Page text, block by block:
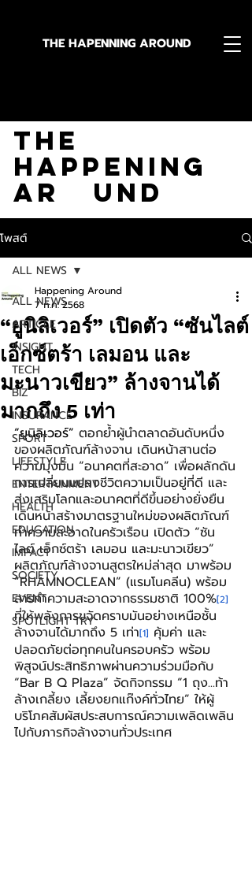
THE HAPENNING AROUND
The
Happening
Ar und
โพสต์
ALL NEWS
ARTICLE
INSIGHT
TECH
BIZ
INSURANCE
SPORT
LIFESTYLE
ENTERTAINMENT
HEALTH
EDUCATION
IMPACT
SOCIETY
EVENT
SPOTLIGHT TRY
ALL NEWS
“ยูนิลิเวอร์” เปิดตัว “ซันไลต์
เอ็กซ์ตร้า เลมอน และ
มะนาวเขียว” ล้างจานได้
มากถึง 5 เท่า
Happening Around
7 ก.ค. 2568
“ยูนิลิเวอร์” ตอกย้ำผู้นำตลาดอันดับหนึ่ง
ของผลิตภัณฑ์ล้างจาน เดินหน้าสานต่อ
ความมุ่งมั่น “อนาคตที่สะอาด” เพื่อผลักดัน
การเปลี่ยนแปลงชีวิตความเป็นอยู่ที่ดี และ
ส่งเสริมโลกและอนาคตที่ดีขึ้นอย่างยั่งยืน
เดินหน้าสร้างมาตรฐานใหม่ของผลิตภัณฑ์
ทำความสะอาดในครัวเรือน เปิดตัว “ซัน
ไลต์ เอ็กซ์ตร้า เลมอน และมะนาวเขียว”
ผลิตภัณฑ์ล้างจานสูตรใหม่ล่าสุด มาพร้อม
“RHAMNOCLEAN” (แรมโนคลีน) พร้อม
สารทำความสะอาดจากธรรมชาติ 100%[2]
ที่ให้พลังการขจัดคราบมันอย่างเหนือชั้น
ล้างจานได้มากถึง 5 เท่า[1] คุ้มค่า และ
ปลอดภัยต่อทุกคนในครอบครัว พร้อม
พิสูจน์ประสิทธิภาพผ่านความร่วมมือกับ
“Bar B Q Plaza” จัดกิจกรรม “1 ถุง...ท้า
ล้างเกลี้ยง เลี้ยงยกแก๊งค์ทั่วไทย” ให้ผู้
บริโภคสัมผัสประสบการณ์ความเพลิดเพลิน
ไปกับภารกิจล้างจานทั่วประเทศ